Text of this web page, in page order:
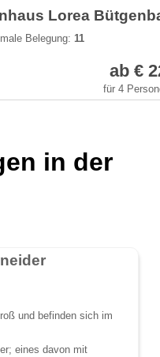
Lorea
Belegung: 11
ab €
für 4
in der
und befinden sich im
eines davon mit